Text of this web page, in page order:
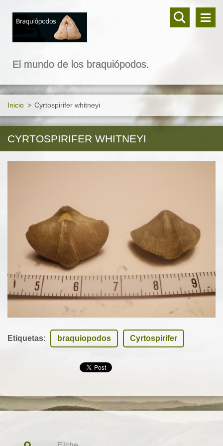
El mundo de los braquiópodos.
Inicio > Cyrtospirifer whitneyi
CYRTOSPIRIFER WHITNEYI
Etiquetas: braquiopodos Cyrtospirifer